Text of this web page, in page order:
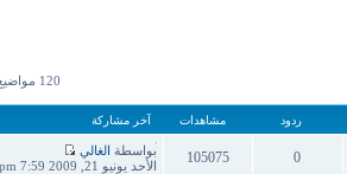
120 مواضيع •
ردود مشاهدات آخر مشاركة
0
105075
آخر
مشاركة
بواسطة الغالي
الأحد يونيو 21, 2009 7:59 pm